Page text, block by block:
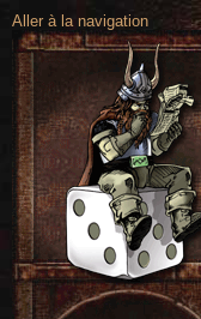
Aller à la navigation